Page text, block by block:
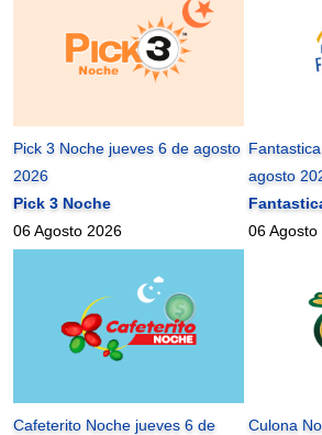
Pick 3 Noche jueves 6 de agosto
2026
Pick 3 Noche
06 Agosto 2026
agosto
06 Agosto
Cafeterito Noche jueves 6 de
Culona